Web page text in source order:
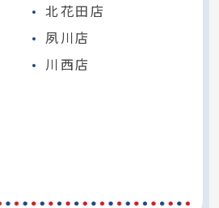
北花田店
夙川店
川西店